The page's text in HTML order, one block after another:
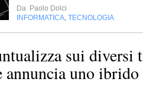
Da Paolo Dolci
INFORMATICA TECNOLOGIA
sui diversi
annuncia uno ibrido